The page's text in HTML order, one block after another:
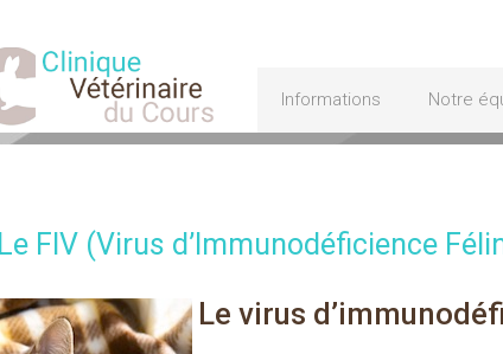
Informations Notre
Le FIV (Virus d’Immunodéficience
Le virus